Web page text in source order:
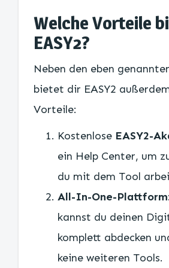
Welche Vorteile
EASY2?
Neben den eben
bietet dir EASY2
Vorteile:
Kostenlose EASY2-
ein Help Center, um
du mit dem Tool
All-In-One-Plattform
kannst du deinen
komplett abdecken
keine weiteren Tools.